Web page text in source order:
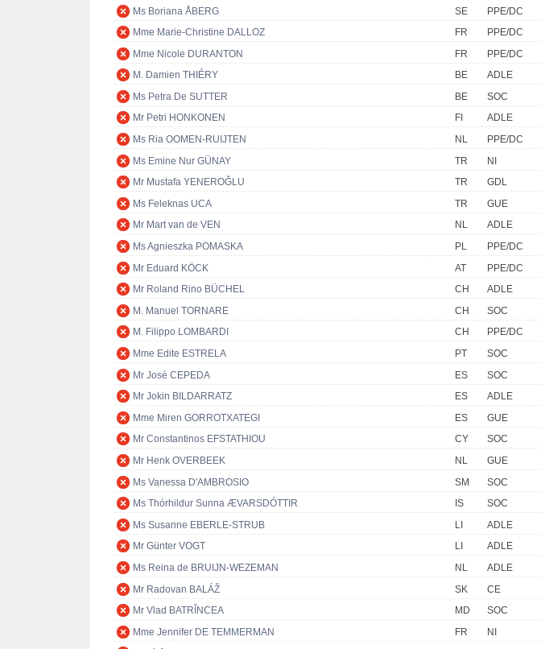
Ms Boriana ÅBERG
SE
PPE/DC
Mme Marie-Christine DALLOZ
FR
PPE/DC
Mme Nicole DURANTON
FR
PPE/DC
M. Damien THIÉRY
BE
ADLE
Ms Petra De SUTTER
BE
SOC
Mr Petri HONKONEN
FI
ADLE
Ms Ria OOMEN-RUIJTEN
NL
PPE/DC
Ms Emine Nur GÜNAY
TR
NI
Mr Mustafa YENEROĞLU
TR
GDL
Ms Feleknas UCA
TR
GUE
Mr Mart van de VEN
NL
ADLE
Ms Agnieszka POMASKA
PL
PPE/DC
Mr Eduard KÖCK
AT
PPE/DC
Mr Roland Rino BÜCHEL
CH
ADLE
M. Manuel TORNARE
CH
SOC
M. Filippo LOMBARDI
CH
PPE/DC
Mme Edite ESTRELA
PT
SOC
Mr José CEPEDA
ES
SOC
Mr Jokin BILDARRATZ
ES
ADLE
Mme Miren GORROTXATEGI
ES
GUE
Mr Constantinos EFSTATHIOU
CY
SOC
Mr Henk OVERBEEK
NL
GUE
Ms Vanessa D'AMBROSIO
SM
SOC
Ms Thórhildur Sunna ÆVARSDÓTTIR
IS
SOC
Ms Susanne EBERLE-STRUB
LI
ADLE
Mr Günter VOGT
LI
ADLE
Ms Reina de BRUIJN-WEZEMAN
NL
ADLE
Mr Radovan BALÁŽ
SK
CE
Mr Vlad BATRÎNCEA
MD
SOC
Mme Jennifer DE TEMMERMAN
FR
NI